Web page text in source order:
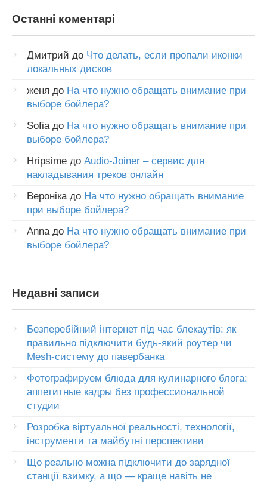
Останні коментарі
Дмитрий до Что делать, если пропали иконки
локальных дисков
женя до На что нужно обращать внимание при
выборе бойлера?
Sofia до На что нужно обращать внимание при
выборе бойлера?
Hripsime до Audio-Joiner – сервис для
накладывания треков онлайн
Вероніка до На что нужно обращать внимание
при выборе бойлера?
Anna до На что нужно обращать внимание при
выборе бойлера?
Недавні записи
Безперебійний інтернет під час блекаутів: як
правильно підключити будь-який роутер чи
Mesh-систему до павербанка
Фотографируем блюда для кулинарного блога:
аппетитные кадры без профессиональной
студии
Розробка віртуальної реальності, технології,
інструменти та майбутні перспективи
Що реально можна підключити до зарядної
станції взимку, а що — краще навіть не